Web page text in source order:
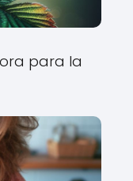
para la